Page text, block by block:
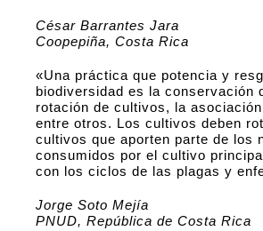
César Barrantes Jara
Coopepiña, Costa Rica
«Una práctica que potencia y
biodiversidad es la conservación
rotación de cultivos, la
entre otros. Los cultivos deben
cultivos que aporten parte de los
consumidos por el cultivo
con los ciclos de las plagas y
Jorge Soto Mejía
PNUD, República de Costa Rica